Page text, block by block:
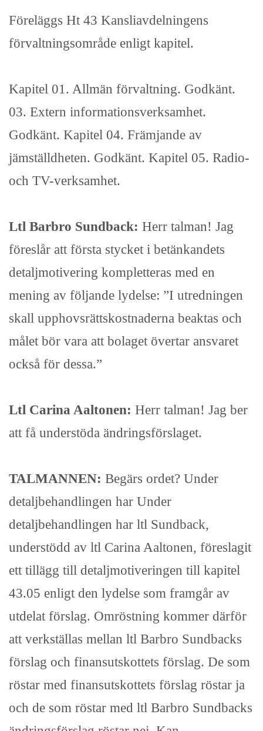
Föreläggs Ht 43 Kansliavdelningens
förvaltningsområde enligt kapitel.
Kapitel 01. Allmän förvaltning. Godkänt.
03. Extern informationsverksamhet.
Godkänt. Kapitel 04. Främjande av
jämställdheten. Godkänt. Kapitel 05. Radio-
och TV-verksamhet.
Ltl Barbro Sundback: Herr talman! Jag
föreslår att första stycket i betänkandets
detaljmotivering kompletteras med en
mening av följande lydelse: ”I utredningen
skall upphovsrättskostnaderna beaktas och
målet bör vara att bolaget övertar ansvaret
också för dessa.”
Ltl Carina Aaltonen: Herr talman! Jag ber
att få understöda ändringsförslaget.
TALMANNEN: Begärs ordet? Under
detaljbehandlingen har Under
detaljbehandlingen har ltl Sundback,
understödd av ltl Carina Aaltonen, föreslagit
ett tillägg till detaljmotiveringen till kapitel
43.05 enligt den lydelse som framgår av
utdelat förslag. Omröstning kommer därför
att verkställas mellan ltl Barbro Sundbacks
förslag och finansutskottets förslag. De som
röstar med finansutskottets förslag röstar ja
och de som röstar med ltl Barbro Sundbacks